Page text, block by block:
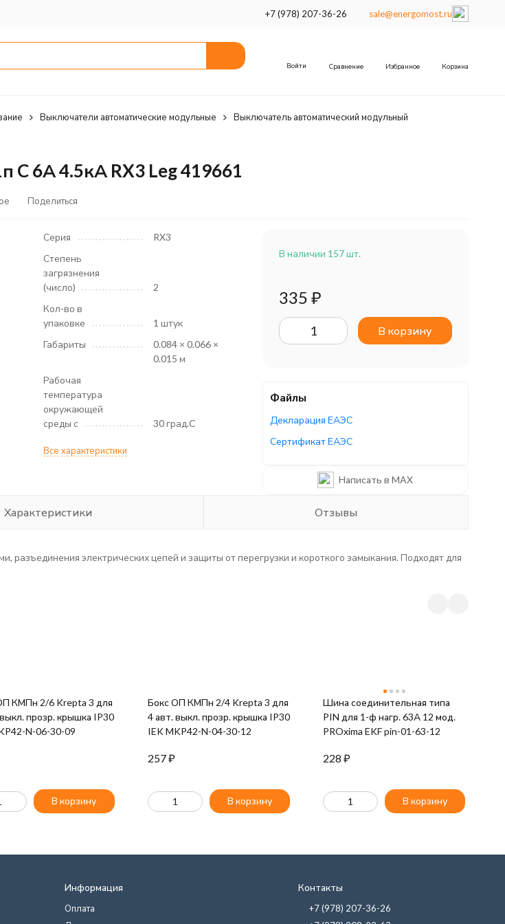
+7 (978) 207-36-26 sale@energomost.ru
Войти Сравнение Избранное Корзина
Выключатели автоматические модульные
Выключатель автоматический модульный
6А 4.5кА RX3 Leg 419661
Поделиться
Серия
RX3
Степень
загрязнения
(число)
2
Кол-во в
упаковке
1 штук
Габариты
0.084 × 0.066 ×
0.015 м
Рабочая
температура
окружающей
среды с
30 град.C
Все характеристики
В наличии 157 шт.
335 ₽
В корзину
Файлы
Декларация ЕАЭС
Сертификат ЕАЭС
Написать в MAX
Характеристики Отзывы
электрических цепей и защиты от перегрузки и короткого замыкания. Подходят для
КМПн 2/6 Krepta 3 для
прозр. крышка IP30
N-06-30-09
В корзину
Бокс ОП КМПн 2/4 Krepta 3 для
4 авт. выкл. прозр. крышка IP30
IEK MKP42-N-04-30-12
257₽
В корзину
Шина соединительная типа
PIN для 1-ф нагр. 63А 12 мод.
PROxima EKF pin-01-63-12
228 ₽
В корзину
Информация
Оплата
Контакты
+7 (978) 207-36-26